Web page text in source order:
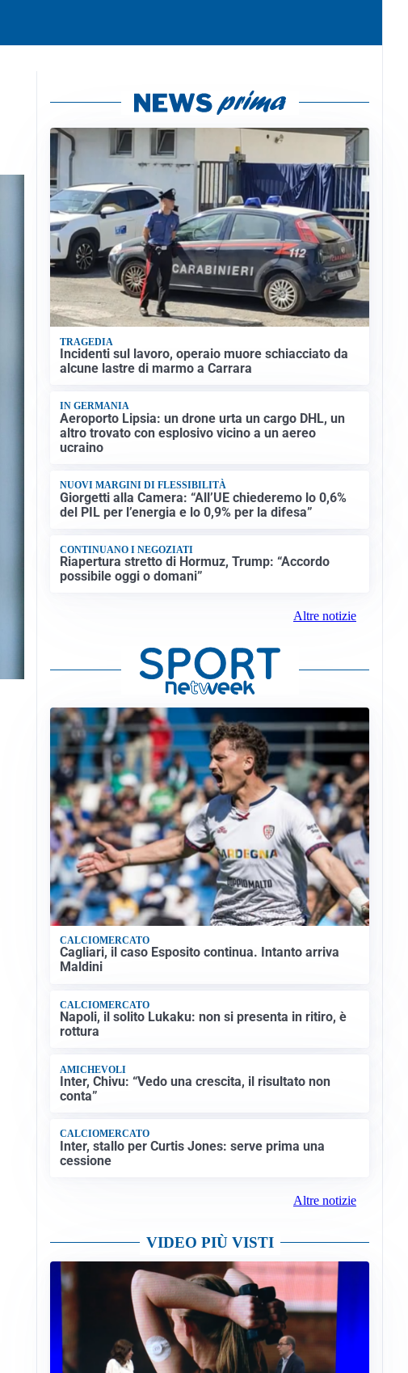
TRAGEDIA
Incidenti sul lavoro, operaio muore schiacciato da
alcune lastre di marmo a Carrara
IN GERMANIA
Aeroporto Lipsia: un drone urta un cargo DHL, un
altro trovato con esplosivo vicino a un aereo
ucraino
NUOVI MARGINI DI FLESSIBILITÀ
Giorgetti alla Camera: “All’UE chiederemo lo 0,6%
del PIL per l’energia e lo 0,9% per la difesa”
CONTINUANO I NEGOZIATI
Riapertura stretto di Hormuz, Trump: “Accordo
possibile oggi o domani”
Altre notizie
CALCIOMERCATO
Cagliari, il caso Esposito continua. Intanto arriva
Maldini
CALCIOMERCATO
Napoli, il solito Lukaku: non si presenta in ritiro, è
rottura
AMICHEVOLI
Inter, Chivu: “Vedo una crescita, il risultato non
conta”
CALCIOMERCATO
Inter, stallo per Curtis Jones: serve prima una
cessione
Altre notizie
VIDEO PIÙ VISTI